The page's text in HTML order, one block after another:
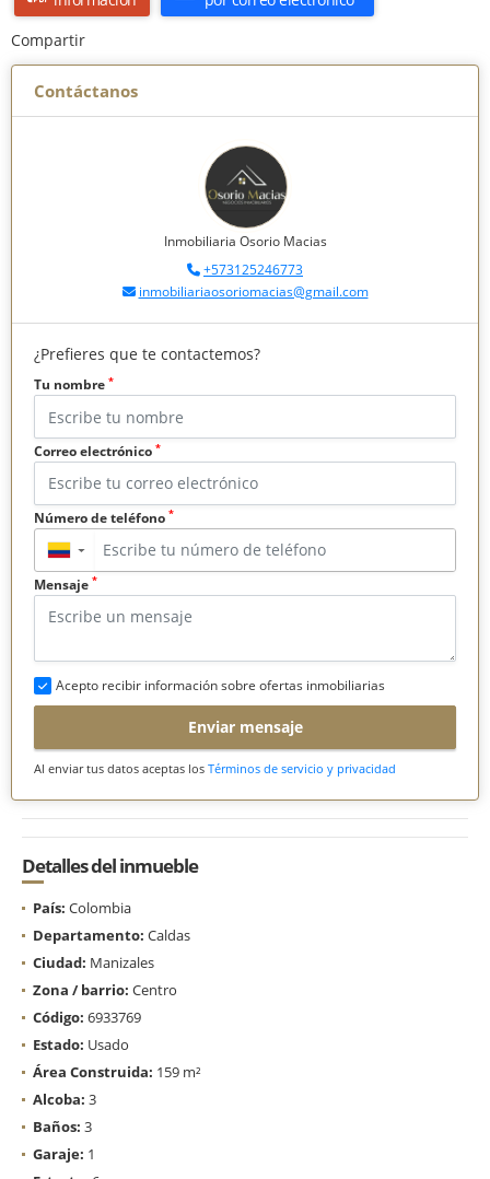
Compartir
Contáctanos
Inmobiliaria Osorio Macias
+573125246773
inmobiliariaosoriomacias@gmail.com
¿Prefieres que te contactemos?
Tu nombre *
Correo electrónico *
Número de teléfono *
▼
Mensaje *
Acepto recibir información sobre ofertas inmobiliarias
Enviar mensaje
Al enviar tus datos aceptas los Términos de servicio y privacidad
Detalles del inmueble
País: Colombia
Departamento: Caldas
Ciudad: Manizales
Zona / barrio: Centro
Código: 6933769
Estado: Usado
Área Construida: 159 m²
Alcoba: 3
Baños: 3
Garaje: 1